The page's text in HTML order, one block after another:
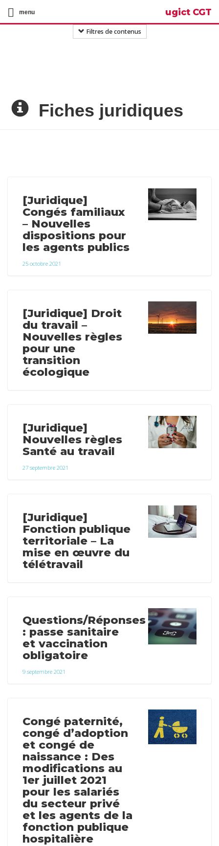
menu ugict CGT
Filtres de contenus
Fiches juridiques
[Juridique]
Congés familiaux
– Nouvelles
dispositions pour
les agents publics
25 octobre 2021
[Juridique] Droit
du travail –
Nouvelles règles
pour une
transition
écologique
[Juridique]
Nouvelles règles
Santé au travail
27 septembre 2021
[Juridique]
Fonction publique
territoriale – La
mise en œuvre du
télétravail
Questions/Réponses
: passe sanitaire
et vaccination
obligatoire
9 septembre 2021
Congé paternité,
congé d’adoption
et congé de
naissance : Des
modifications au
1er juillet 2021
pour les salariés
du secteur privé
et les agents de la
fonction publique
hospitalière